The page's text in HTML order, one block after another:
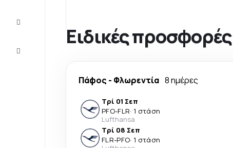
Ειδικές
Πάφος - Φλωρεντία 8 ημέρες
Τρί 01 Σεπ
PFO-FLR· 1 στάση
Lufthansa
Τρί 08 Σεπ
FLR-PFO· 1 στάση